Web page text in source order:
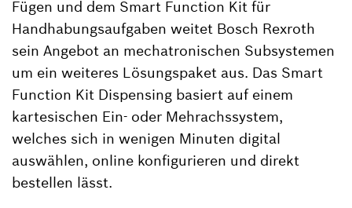
Fügen und dem Smart Function Kit für
Handhabungsaufgaben weitet Bosch Rexroth
sein Angebot an mechatronischen Subsystemen
um ein weiteres Lösungspaket aus. Das Smart
Function Kit Dispensing basiert auf einem
kartesischen Ein- oder Mehrachssystem,
welches sich in wenigen Minuten digital
auswählen, online konfigurieren und direkt
bestellen lässt.